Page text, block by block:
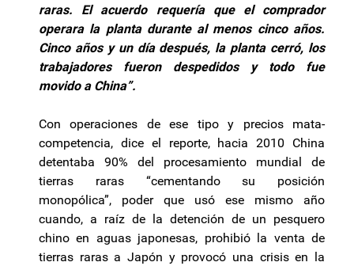
raras. El acuerdo requería que el comprador
operara la planta durante al menos cinco años.
Cinco años y un día después, la planta cerró, los
trabajadores fueron despedidos y todo fue
movido a China”.
Con operaciones de ese tipo y precios mata-
competencia, dice el reporte, hacia 2010 China
detentaba 90% del procesamiento mundial de
tierras raras “cementando su posición
monopólica”, poder que usó ese mismo año
cuando, a raíz de la detención de un pesquero
chino en aguas japonesas, prohibió la venta de
tierras raras a Japón y provocó una crisis en la